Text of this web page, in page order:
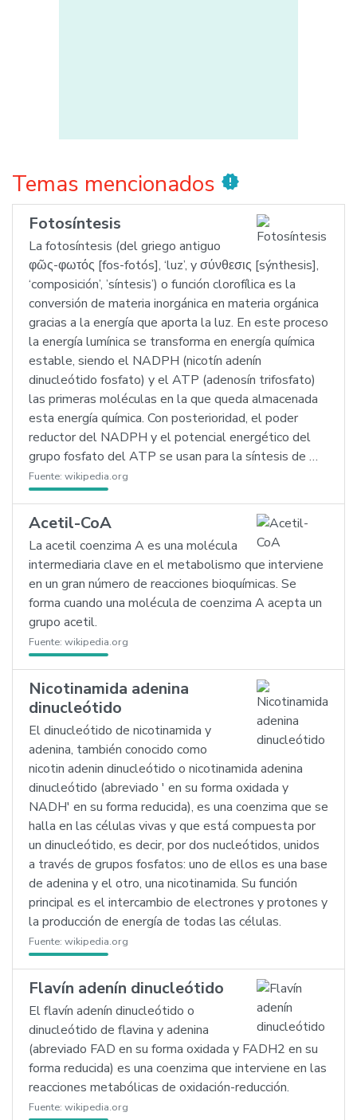
Temas mencionados new_releases
Fotosíntesis
La fotosíntesis (del griego antiguo
φῶς-φωτός [fos-fotós], ‘luz’, y σύνθεσις [sýnthesis],
‘composición’, ’síntesis’) o función clorofílica es la
conversión de materia inorgánica en materia orgánica
gracias a la energía que aporta la luz. En este proceso
la energía lumínica se transforma en energía química
estable, siendo el NADPH (nicotín adenín
dinucleótido fosfato) y el ATP (adenosín trifosfato)
las primeras moléculas en la que queda almacenada
esta energía química. Con posterioridad, el poder
reductor del NADPH y el potencial energético del
grupo fosfato del ATP se usan para la síntesis de …
Fuente: wikipedia.org
Acetil-CoA
La acetil coenzima A es una molécula
intermediaria clave en el metabolismo que interviene
en un gran número de reacciones bioquímicas. Se
forma cuando una molécula de coenzima A acepta un
grupo acetil.
Fuente: wikipedia.org
Nicotinamida adenina
dinucleótido
El dinucleótido de nicotinamida y
adenina, también conocido como
nicotin adenin dinucleótido o nicotinamida adenina
dinucleótido (abreviado ' en su forma oxidada y
NADH' en su forma reducida), es una coenzima que se
halla en las células vivas y que está compuesta por
un dinucleótido, es decir, por dos nucleótidos, unidos
a través de grupos fosfatos: uno de ellos es una base
de adenina y el otro, una nicotinamida. Su función
principal es el intercambio de electrones y protones y
la producción de energía de todas las células.
Fuente: wikipedia.org
Flavín adenín dinucleótido
El flavín adenín dinucleótido o
dinucleótido de flavina y adenina
(abreviado FAD en su forma oxidada y FADH2 en su
forma reducida) es una coenzima que interviene en las
reacciones metabólicas de oxidación-reducción.
Fuente: wikipedia.org